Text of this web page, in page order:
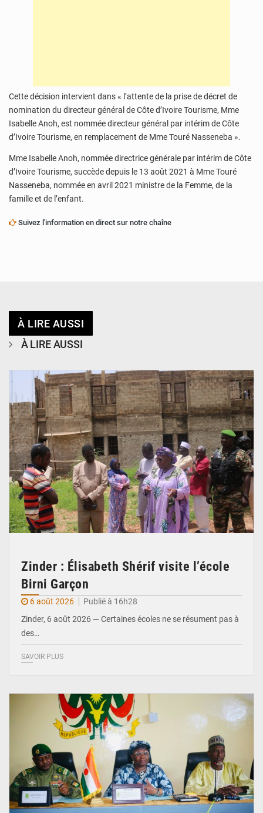
Cette décision intervient dans « l’attente de la prise de décret de
nomination du directeur général de Côte d’Ivoire Tourisme, Mme
Isabelle Anoh, est nommée directeur général par intérim de Côte
d’Ivoire Tourisme, en remplacement de Mme Touré Nasseneba ».
Mme Isabelle Anoh, nommée directrice générale par intérim de Côte
d’Ivoire Tourisme, succède depuis le 13 août 2021 à Mme Touré
Nasseneba, nommée en avril 2021 ministre de la Femme, de la
famille et de l’enfant.
Suivez l'information en direct sur notre chaîne
À LIRE AUSSI
À LIRE AUSSI
Zinder : Élisabeth Shérif visite l’école
Birni Garçon
6 août 2026
Publié à 16h28
Zinder, 6 août 2026 — Certaines écoles ne se résument pas à
des…
SAVOIR PLUS